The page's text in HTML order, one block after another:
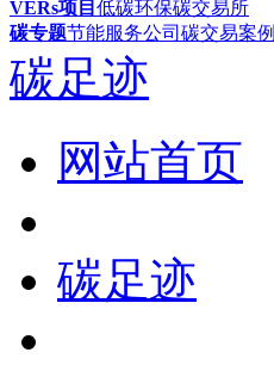
VERs项目 低碳环保碳交易所
碳专题节能服务公司 碳交易案例
碳足迹
网站首页
碳足迹